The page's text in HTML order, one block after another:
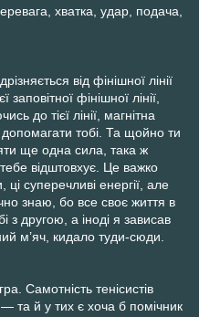
хватка, удар, подача,
від фінішної лінії
фінішної лінії,
до тієї лінії, магнітна
тобі. Та щойно ти
ще одна сила, така ж
відштовхує. Це важко
суперечливі енергії, але
знаю, бо все своє життя в
з другою, а іноді я зависав
м’яч, кидало туди-сюди.
Самотність тенісистів
та й у тих є хоча б помічник